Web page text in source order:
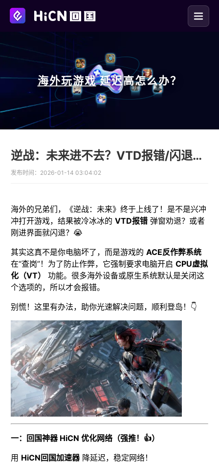
海外玩游戏 延迟高怎么办？
逆战：未来进不去？VTD报错/闪退终极解决攻略！
发布时间： 2026-01-14 03:04:02
海外的兄弟们，《逆战：未来》终于上线了！是不是兴冲
冲打开游戏，结果被冷冰冰的VTD报错 弹窗劝退？或者
刚进界面就闪退？😭
其实这真不是你电脑坏了，而是游戏的ACE反作弊系统
在“查岗”！为了防止作弊，它强制要求电脑开启CPU虚拟
化（VT）
功能。很多海外设备或原生系统默认是关闭这
个选项的，所以才会报错。
别慌！这里有办法，助你光速解决问题，顺利登岛！👇
一：回国神器 HiCN 优化网络（强推！👍）
用 HiCN回国加速器降延迟，稳定网络！